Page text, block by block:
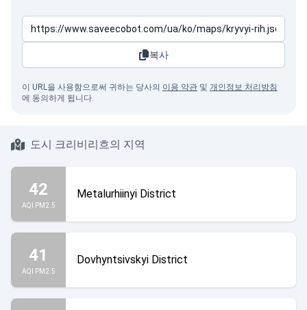
복사
이 URL을 사용함으로써 귀하는 당사의 이용 약관 및 개인정보 처리방침
에 동의하게 됩니다.
도시 크리비리흐의 지역
42
AQI PM2.5
Metalurhiinyi District
41
AQI PM2.5
Dovhyntsivskyi District